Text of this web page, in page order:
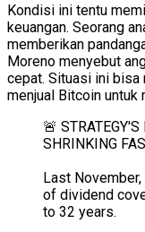
Kondisi ini tentu
keuangan. Seorang
memberikan
Moreno menyebut
cepat. Situasi ini bisa
menjual Bitcoin untuk
🚨
SHRINKING
Last
of dividend
to 32 years.